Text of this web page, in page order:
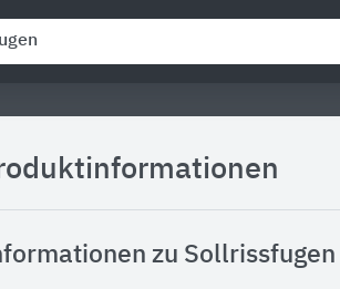
zu Sollrissfugen